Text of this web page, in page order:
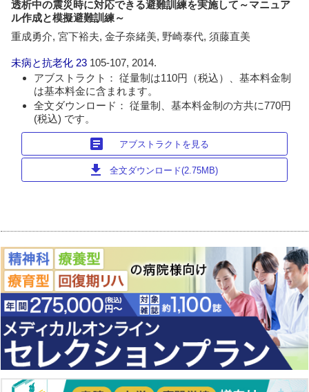
透析中の震災時に対応できる避難訓練を実施して～マニュア
ル作成と模擬避難訓練～
重成勇介, 宮下裕夫, 金子奈緒美, 野崎泰代, 須藤直美
未病と抗老化 23 105-107, 2014.
アブストラクト： 従量制は110円（税込）、基本料金制
は基本料金に含まれます。
全文ダウンロード： 従量制、基本料金制の方共に770円
(税込) です。
article アブストラクトを見る
download 全文ダウンロード(2.75MB)